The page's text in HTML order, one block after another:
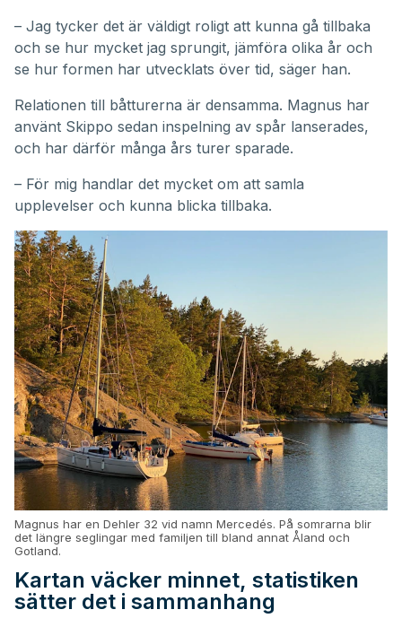
– Jag tycker det är väldigt roligt att kunna gå tillbaka
och se hur mycket jag sprungit, jämföra olika år och
se hur formen har utvecklats över tid, säger han.
Relationen till båtturerna är densamma. Magnus har
använt Skippo sedan inspelning av spår lanserades,
och har därför många års turer sparade.
– För mig handlar det mycket om att samla
upplevelser och kunna blicka tillbaka.
Magnus har en Dehler 32 vid namn Mercedés. På somrarna blir
det längre seglingar med familjen till bland annat Åland och
Gotland.
Kartan väcker minnet, statistiken
sätter det i sammanhang